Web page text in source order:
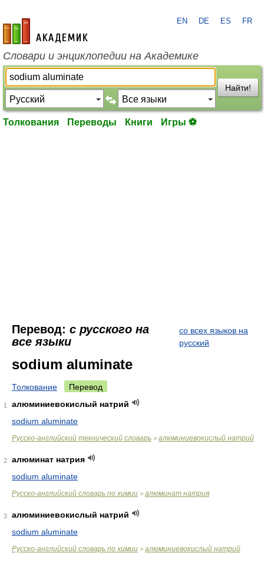
academic.ru
EN DE ES FR
Словари и энциклопедии на Академике
Найти!
Толкования Переводы Книги Игры ⚽
Перевод: с русского на
все языки
со всех языков на
русский
sodium aluminate
Толкование Перевод
1
алюминиевокислый натрий
sodium aluminate
Русско-английский технический словарь > алюминиевокислый натрий
2
алюминат натрия
sodium aluminate
Русско-английский словарь по химии > алюминат натрия
3
алюминиевокислый натрий
sodium aluminate
Русско-английский словарь по химии > алюминиевокислый натрий